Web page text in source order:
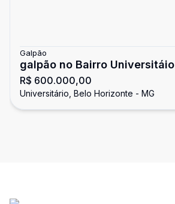
Galpão
galpão no Bairro Universitáio
R$ 600.000,00
Universitário, Belo Horizonte - MG